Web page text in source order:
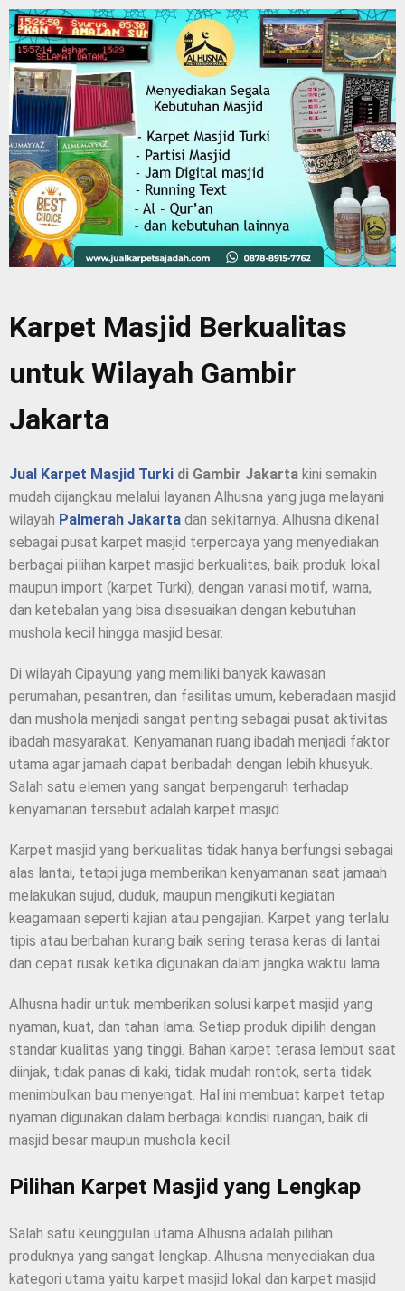
Karpet Masjid Berkualitas
untuk Wilayah Gambir
Jakarta
Jual Karpet Masjid Turki di Gambir Jakarta kini semakin
mudah dijangkau melalui layanan Alhusna yang juga melayani
wilayah Palmerah Jakarta dan sekitarnya. Alhusna dikenal
sebagai pusat karpet masjid terpercaya yang menyediakan
berbagai pilihan karpet masjid berkualitas, baik produk lokal
maupun import (karpet Turki), dengan variasi motif, warna,
dan ketebalan yang bisa disesuaikan dengan kebutuhan
mushola kecil hingga masjid besar.
Di wilayah Cipayung yang memiliki banyak kawasan
perumahan, pesantren, dan fasilitas umum, keberadaan masjid
dan mushola menjadi sangat penting sebagai pusat aktivitas
ibadah masyarakat. Kenyamanan ruang ibadah menjadi faktor
utama agar jamaah dapat beribadah dengan lebih khusyuk.
Salah satu elemen yang sangat berpengaruh terhadap
kenyamanan tersebut adalah karpet masjid.
Karpet masjid yang berkualitas tidak hanya berfungsi sebagai
alas lantai, tetapi juga memberikan kenyamanan saat jamaah
melakukan sujud, duduk, maupun mengikuti kegiatan
keagamaan seperti kajian atau pengajian. Karpet yang terlalu
tipis atau berbahan kurang baik sering terasa keras di lantai
dan cepat rusak ketika digunakan dalam jangka waktu lama.
Alhusna hadir untuk memberikan solusi karpet masjid yang
nyaman, kuat, dan tahan lama. Setiap produk dipilih dengan
standar kualitas yang tinggi. Bahan karpet terasa lembut saat
diinjak, tidak panas di kaki, tidak mudah rontok, serta tidak
menimbulkan bau menyengat. Hal ini membuat karpet tetap
nyaman digunakan dalam berbagai kondisi ruangan, baik di
masjid besar maupun mushola kecil.
Pilihan Karpet Masjid yang Lengkap
Salah satu keunggulan utama Alhusna adalah pilihan
produknya yang sangat lengkap. Alhusna menyediakan dua
kategori utama yaitu karpet masjid lokal dan karpet masjid